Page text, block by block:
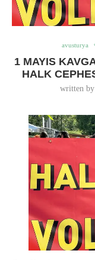
avusturya
1 MAYIS
HALK
written by